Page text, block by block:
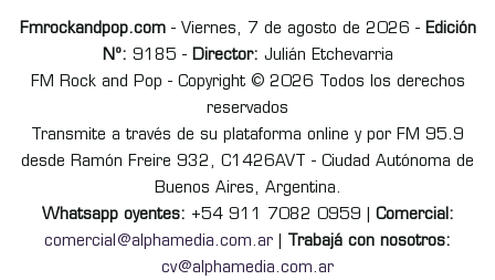
Fmrockandpop.com- Viernes, 7 de agosto de 2026 - Edición
Nº: 9185 - Director: Julián Etchevarria
FM Rock and Pop - Copyright © 2026 Todos los derechos
reservados
Transmite a través de su plataforma online y por FM 95.9
desde Ramón Freire 932, C1426AVT - Ciudad Autónoma de
Buenos Aires, Argentina.
Whatsapp oyentes: +54 911 7082 0959 | Comercial:
comercial@alphamedia.com.ar
Trabajá con nosotros:
cv@alphamedia.com.ar